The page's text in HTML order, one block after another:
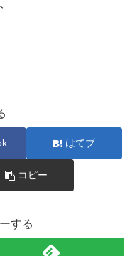
はてブ
コピー
する